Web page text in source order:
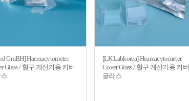
GmBH] Haemacytometer
Glass / 혈구 계산기용 커버
[LK Labkorea] Heamacytometer
Cover Glass / 혈구 계산기용 커버
글라스